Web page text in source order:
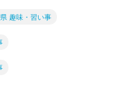
趣味・習い事